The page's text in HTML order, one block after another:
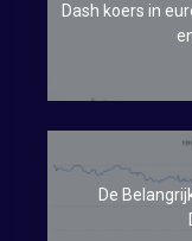
Dash koers in
De